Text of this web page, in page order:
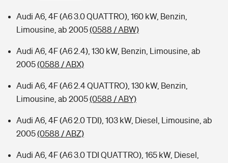
Audi A6, 4F (A6 3.0 QUATTRO), 160 kW, Benzin,
Limousine, ab 2005(0588 / ABW)
Audi A6, 4F (A6 2.4), 130 kW, Benzin, Limousine, ab
2005(0588 / ABX)
Audi A6, 4F (A6 2.4 QUATTRO), 130 kW, Benzin,
Limousine, ab 2005(0588 / ABY)
Audi A6, 4F (A6 2.0 TDI), 103 kW, Diesel, Limousine, ab
2005(0588 / ABZ)
Audi A6, 4F (A6 3.0 TDI QUATTRO), 165 kW, Diesel,